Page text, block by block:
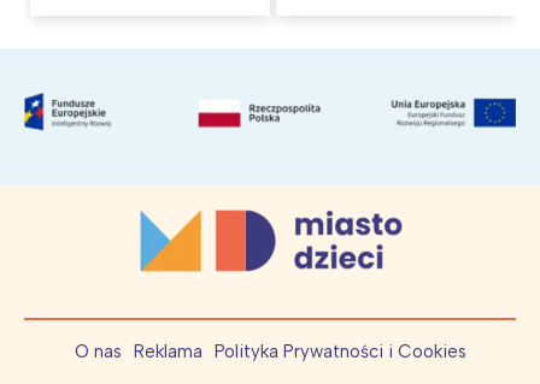
O nas Reklama Polityka Prywatności i Cookies